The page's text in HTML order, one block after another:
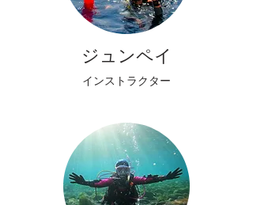
ジュンペイ
インストラクター